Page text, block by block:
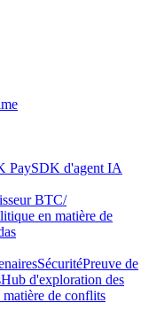
PaySDK d'agent IA
BTC/
en matière de
SécuritéPreuve de
Hub d'exploration des
de conflits